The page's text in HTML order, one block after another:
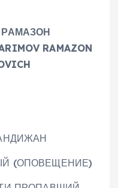
RAMAZON
(ОПОВЕЩЕНИЕ)